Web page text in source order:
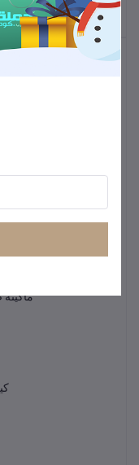
• طاولة متعددة
ماكينة
•